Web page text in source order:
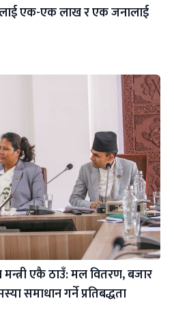
एक-एक लाख र एक जनालाई
एकै ठाउँ: मल वितरण, बजार
समाधान गर्ने प्रतिबद्धता